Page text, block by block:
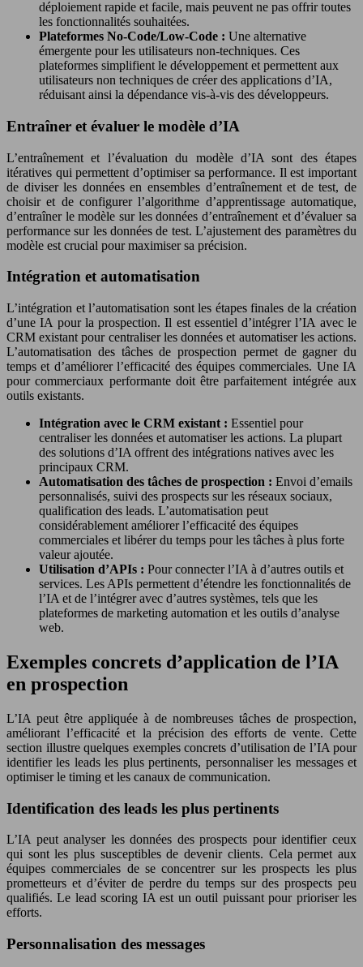
déploiement rapide et facile, mais peuvent ne pas offrir toutes
les fonctionnalités souhaitées.
Plateformes No-Code/Low-Code : Une alternative
émergente pour les utilisateurs non-techniques. Ces
plateformes simplifient le développement et permettent aux
utilisateurs non techniques de créer des applications d’IA,
réduisant ainsi la dépendance vis-à-vis des développeurs.
Entraîner et évaluer le modèle d’IA
L’entraînement et l’évaluation du modèle d’IA sont des étapes
itératives qui permettent d’optimiser sa performance. Il est important
de diviser les données en ensembles d’entraînement et de test, de
choisir et de configurer l’algorithme d’apprentissage automatique,
d’entraîner le modèle sur les données d’entraînement et d’évaluer sa
performance sur les données de test. L’ajustement des paramètres du
modèle est crucial pour maximiser sa précision.
Intégration et automatisation
L’intégration et l’automatisation sont les étapes finales de la création
d’une IA pour la prospection. Il est essentiel d’intégrer l’IA avec le
CRM existant pour centraliser les données et automatiser les actions.
L’automatisation des tâches de prospection permet de gagner du
temps et d’améliorer l’efficacité des équipes commerciales. Une IA
pour commerciaux performante doit être parfaitement intégrée aux
outils existants.
Intégration avec le CRM existant : Essentiel pour
centraliser les données et automatiser les actions. La plupart
des solutions d’IA offrent des intégrations natives avec les
principaux CRM.
Automatisation des tâches de prospection : Envoi d’emails
personnalisés, suivi des prospects sur les réseaux sociaux,
qualification des leads. L’automatisation peut
considérablement améliorer l’efficacité des équipes
commerciales et libérer du temps pour les tâches à plus forte
valeur ajoutée.
Utilisation d’APIs : Pour connecter l’IA à d’autres outils et
services. Les APIs permettent d’étendre les fonctionnalités de
l’IA et de l’intégrer avec d’autres systèmes, tels que les
plateformes de marketing automation et les outils d’analyse
web.
Exemples concrets d’application de l’IA
en prospection
L’IA peut être appliquée à de nombreuses tâches de prospection,
améliorant l’efficacité et la précision des efforts de vente. Cette
section illustre quelques exemples concrets d’utilisation de l’IA pour
identifier les leads les plus pertinents, personnaliser les messages et
optimiser le timing et les canaux de communication.
Identification des leads les plus pertinents
L’IA peut analyser les données des prospects pour identifier ceux
qui sont les plus susceptibles de devenir clients. Cela permet aux
équipes commerciales de se concentrer sur les prospects les plus
prometteurs et d’éviter de perdre du temps sur des prospects peu
qualifiés. Le lead scoring IA est un outil puissant pour prioriser les
efforts.
Personnalisation des messages